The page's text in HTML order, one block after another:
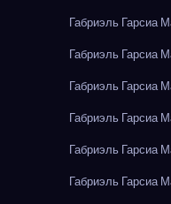
Габриэль Гарсиа
Габриэль Гарсиа
Габриэль Гарсиа
Габриэль Гарсиа
Габриэль Гарсиа
Габриэль Гарсиа